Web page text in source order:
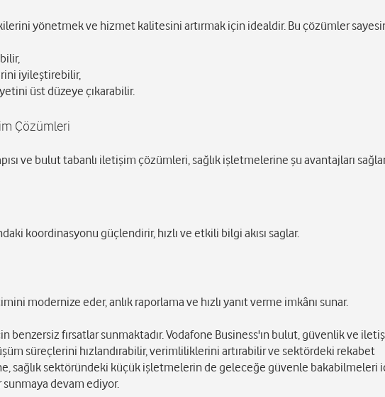
yönetmek ve hizmet kalitesini artırmak için idealdir. Bu çözümler
iyileştirebilir,
üst düzeye çıkarabilir.
Çözümleri
ve bulut tabanlı iletişim çözümleri, sağlık işletmelerine şu avantajları
koordinasyonu güçlendirir, hızlı ve etkili bilgi akısı saglar.
modernize eder, anlık raporlama ve hızlı yanıt verme imkânı sunar.
benzersiz fırsatlar sunmaktadır. Vodafone Business'ın bulut, güvenlik ve
süreçlerini hızlandırabilir, verimliliklerini artırabilir ve sektördeki rekabet
sağlık sektöründeki küçük işletmelerin de geleceğe güvenle bakabilmeleri
devam ediyor.